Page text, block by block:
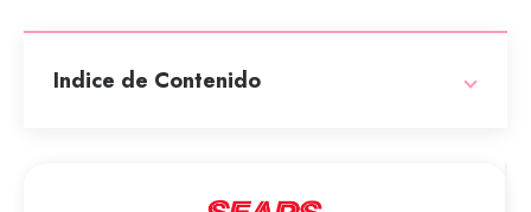
Indice de Contenido